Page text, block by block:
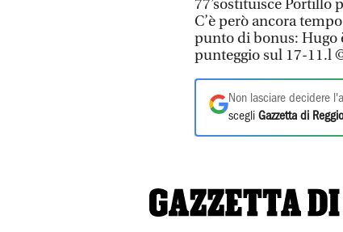
77’sostituisce Portillo
C’è però ancora
punto di bonus: Hugo
punteggio sul 17-11.l
Non lasciare decidere
scegli Gazzetta di Reggio